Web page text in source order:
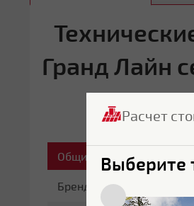
Гранд Лайн
Общие характеристики
Бренд
Расчет
Выберите